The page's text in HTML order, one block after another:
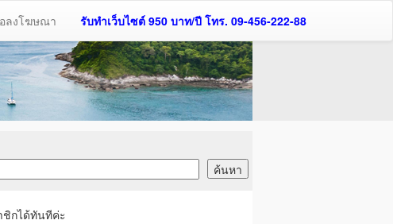
ลงโฆษณา รับทำเว็บไซต์ 950 บาท/ปี โทร. 09-456-222-88
ชิกได้ทันทีค่ะ